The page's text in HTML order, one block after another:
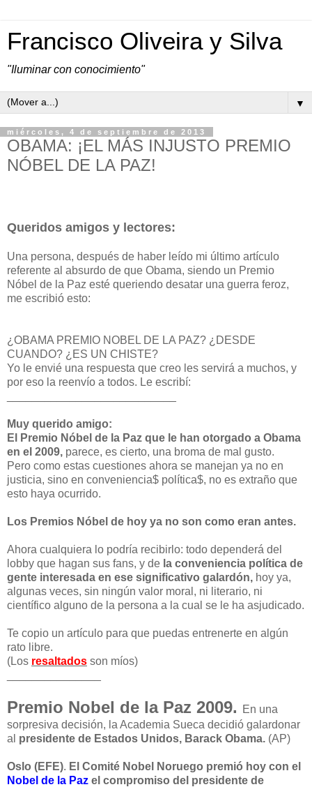
Francisco Oliveira y Silva
"Iluminar con conocimiento"
▼
miércoles, 4 de septiembre de 2013
OBAMA: ¡EL MÁS INJUSTO PREMIO
NÓBEL DE LA PAZ!
Queridos amigos y lectores:
Una persona, después de haber leído mi último artículo
referente al absurdo de que Obama, siendo un Premio
Nóbel de la Paz esté queriendo desatar una guerra feroz,
me escribió esto:
¿OBAMA PREMIO NOBEL DE LA PAZ? ¿DESDE
CUANDO? ¿ES UN CHISTE?
Yo le envié una respuesta que creo les servirá a muchos, y
por eso la reenvío a todos. Le escribí:
Muy querido amigo:
El Premio Nóbel de la Paz que le han otorgado a Obama
en el 2009, parece, es cierto, una broma de mal gusto.
Pero como estas cuestiones ahora se manejan ya no en
justicia, sino en conveniencia$ política$, no es extraño que
esto haya ocurrido.
Los Premios Nóbel de hoy ya no son como eran antes.
Ahora cualquiera lo podría recibirlo: todo dependerá del
lobby que hagan sus fans, y de la conveniencia política de
gente interesada en ese significativo galardón, hoy ya,
algunas veces, sin ningún valor moral, ni literario, ni
científico alguno de la persona a la cual se le ha asjudicado.
Te copio un artículo para que puedas entrenerte en algún
rato libre.
(Los resaltados son míos)
Premio Nobel de la Paz 2009.
En una
sorpresiva decisión, la Academia Sueca decidió galardonar
al presidente de Estados Unidos, Barack Obama. (AP)
Oslo (EFE). El Comité Nobel Noruego premió hoy con el
Nobel de la Paz el compromiso del presidente de